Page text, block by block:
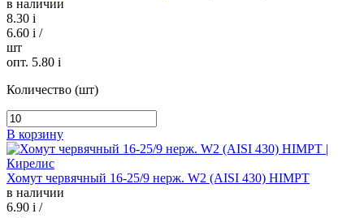
в наличии
8.30 i
6.60 i /
шт
опт. 5.80 i
Количество (шт)
В корзину
Хомут червячный 16-25/9 нерж. W2 (AISI 430) HIMPT
в наличии
6.90 i /